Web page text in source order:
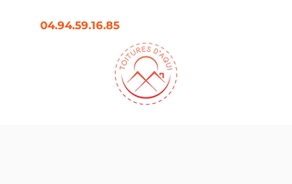
04.94.59.16.85